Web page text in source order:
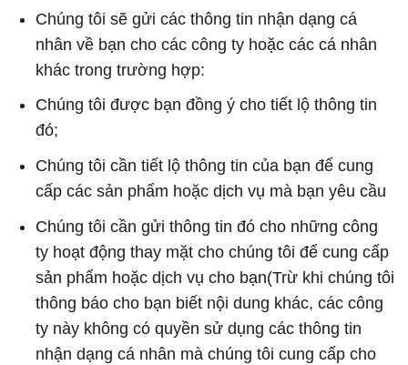
Chúng tôi sẽ gửi các thông tin nhận dạng cá
nhân về bạn cho các công ty hoặc các cá nhân
khác trong trường hợp:
Chúng tôi được bạn đồng ý cho tiết lộ thông tin
đó;
Chúng tôi cần tiết lộ thông tin của bạn để cung
cấp các sản phẩm hoặc dịch vụ mà bạn yêu cầu
Chúng tôi cần gửi thông tin đó cho những công
ty hoạt động thay mặt cho chúng tôi để cung cấp
sản phẩm hoặc dịch vụ cho bạn(Trừ khi chúng tôi
thông báo cho bạn biết nội dung khác, các công
ty này không có quyền sử dụng các thông tin
nhận dạng cá nhân mà chúng tôi cung cấp cho